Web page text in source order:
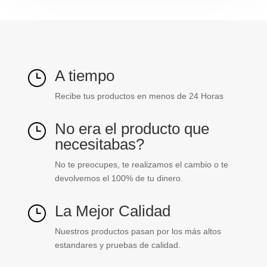
} A tiempo
Recibe tus productos en menos de 24 Horas
} No era el producto que
necesitabas?
No te preocupes, te realizamos el cambio o te
devolvemos el 100% de tu dinero.
} La Mejor Calidad
Nuestros productos pasan por los más altos
estandares y pruebas de calidad.